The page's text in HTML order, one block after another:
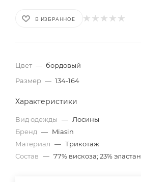
В ИЗБРАННОЕ
Цвет — бордовый
Размер — 134-164
Характеристики
Вид одежды — Лосины
Бренд — Miasin
Материал — Трикотаж
Состав — 77% вискоза; 23% эластан